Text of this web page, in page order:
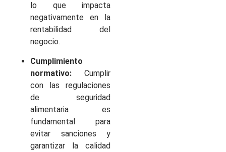
lo que impacta
negativamente en la
rentabilidad del
negocio.
Cumplimiento
normativo: Cumplir
con las regulaciones
de seguridad
alimentaria es
fundamental para
evitar sanciones y
garantizar la calidad